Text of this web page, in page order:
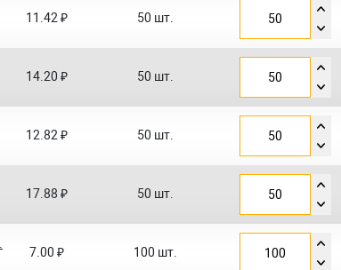
11.42 ₽ 50 шт.
14.20 ₽ 50 шт.
12.82 ₽ 50 шт.
17.88 ₽ 50 шт.
7.00 ₽ 100 шт.